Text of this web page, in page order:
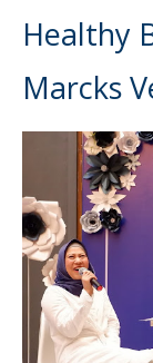
Healthy
Marcks